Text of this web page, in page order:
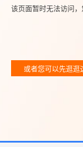
该页面暂时无法访问
或者您可以先逛逛